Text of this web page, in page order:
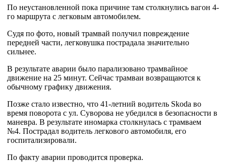
По неустановленной пока причине там столкнулись вагон 4-
го маршрута с легковым автомобилем.
Судя по фото, новый трамвай получил повреждение
передней части, легковушка пострадала значительно
сильнее.
В результате аварии было парализовано трамвайное
движение на 25 минут. Сейчас трамваи возвращаются к
обычному графику движения.
Позже стало известно, что 41-летний водитель Skoda во
время поворота с ул. Суворова не убедился в безопасности в
маневра. В результате иномарка столкнулась с трамваем
№4. Пострадал водитель легкового автомобиля, его
госпитализировали.
По факту аварии проводится проверка.